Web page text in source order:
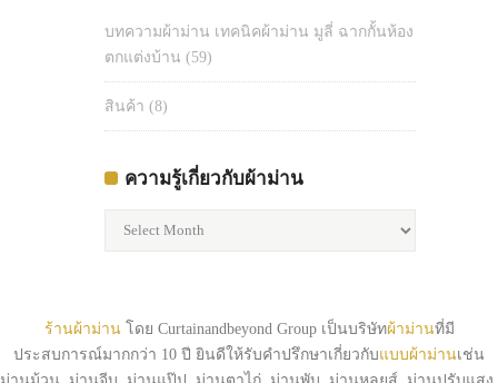
บทความผ้าม่าน เทคนิคผ้าม่าน มูลี่ ฉากกั้นห้อง
ตกแต่งบ้าน (59)
สินค้า (8)
ความรู้เกี่ยวกับผ้าม่าน
ผ้า
ม่าน
ร้านผ้าม่านโดย Curtainandbeyond Group เป็นบริษัทผ้าม่านที่มี
ประสบการณ์มากกว่า 10 ปี ยินดีให้รับคำปรึกษาเกี่ยวกับแบบผ้าม่านเช่น